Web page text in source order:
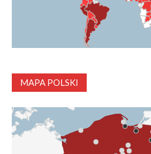
MAPA POLSKI